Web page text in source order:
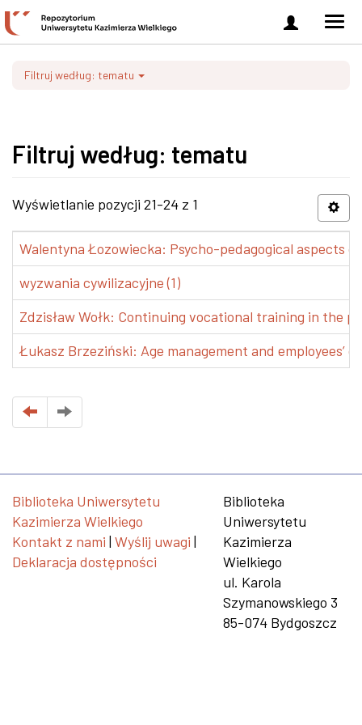
Zaloguj
się
Filtruj według: tematu
Filtruj według: tematu
Wyświetlanie pozycji 21-24 z 1
Walentyna Łozowiecka: Psycho-pedagogical aspects
wyzwania cywilizacyjne (1)
Zdzisław Wołk: Continuing vocational training in the
Łukasz Brzeziński: Age management and employees’
Biblioteka Uniwersytetu
Kazimierza Wielkiego
Kontakt z nami | Wyślij uwagi |
Deklaracja dostępności
Biblioteka
Uniwersytetu
Kazimierza
Wielkiego
ul. Karola
Szymanowskiego 3
85-074 Bydgoszcz